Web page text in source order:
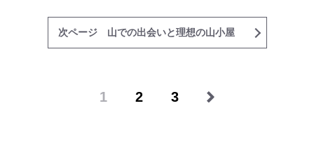
次ページ 山での出会いと理想の山小屋
1 2 3